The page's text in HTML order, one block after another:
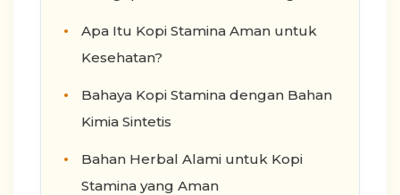
Apa Itu Kopi Stamina Aman untuk
Kesehatan?
Bahaya Kopi Stamina dengan Bahan
Kimia Sintetis
Bahan Herbal Alami untuk Kopi
Stamina yang Aman